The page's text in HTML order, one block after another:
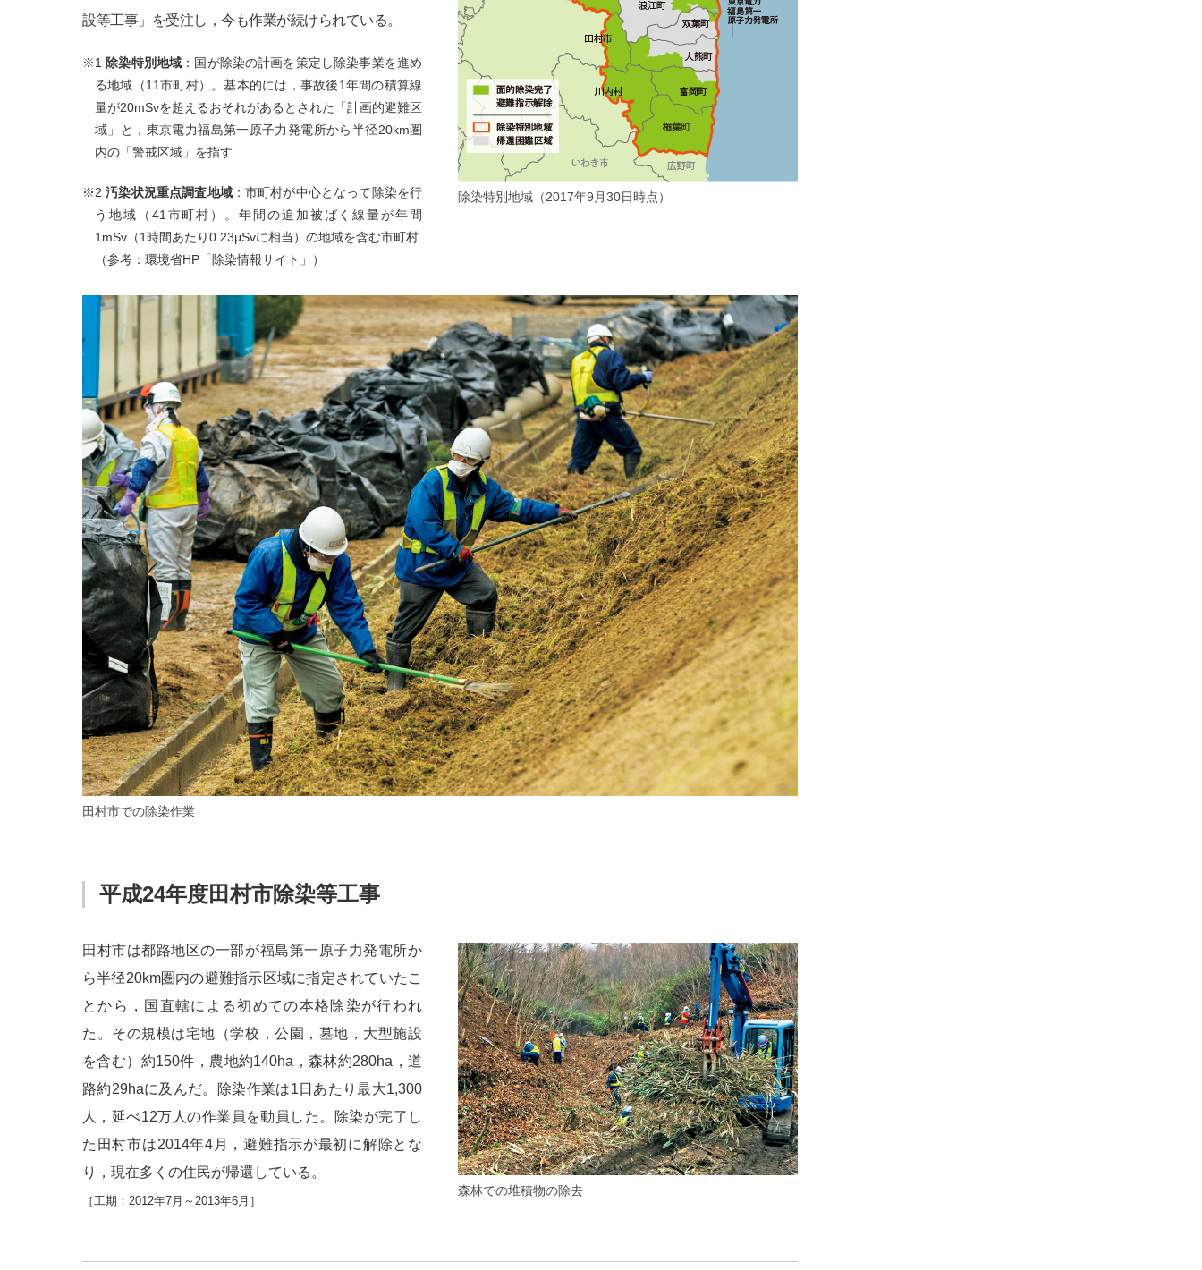
設等工事」を受注し，今も作業が続けられている。
※1 除染特別地域 ：国が除染の計画を策定し除染事業を進め
る地域（11市町村）。基本的には，事故後1年間の積算線
量が20mSvを超えるおそれがあるとされた「計画的避難区
域」と，東京電力福島第一原子力発電所から半径20km圏
内の「警戒区域」を指す
※2汚染状況重点調査地域：市町村が中心となって除染を行
う地域（41市町村）。年間の追加被ばく線量が年間
1mSv（1時間あたり0.23μSvに相当）の地域を含む市町村
（参考：環境省HP「除染情報サイト」）
除染特別地域（2017年9月30日時点）
田村市での除染作業
平成24年度田村市除染等工事
田村市は都路地区の一部が福島第一原子力発電所か
ら半径20km圏内の避難指示区域に指定されていたこ
とから，国直轄による初めての本格除染が行われ
た。その規模は宅地（学校，公園，墓地，大型施設
を含む）約150件，農地約140ha，森林約280ha，道
路約29haに及んだ。除染作業は1日あたり最大1,300
人，延べ12万人の作業員を動員した。除染が完了し
た田村市は2014年4月，避難指示が最初に解除とな
り，現在多くの住民が帰還している。
［工期：2012年7月～2013年6月］
森林での堆積物の除去